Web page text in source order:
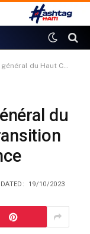
la Transition enlevé à Port-au-Prince
du
19/10/2023